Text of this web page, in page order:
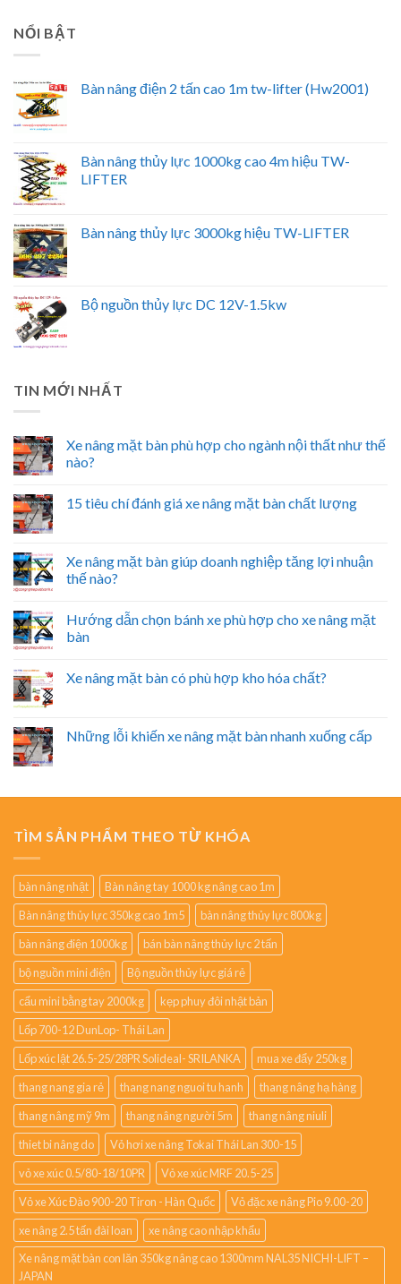
NỔI BẬT
Bàn nâng điện 2 tấn cao 1m tw-lifter (Hw2001)
Bàn nâng thủy lực 1000kg cao 4m hiệu TW-
LIFTER
Bàn nâng thủy lực 3000kg hiệu TW-LIFTER
Bộ nguồn thủy lực DC 12V-1.5kw
TIN MỚI NHẤT
Xe nâng mặt bàn phù hợp cho ngành nội thất như thế
nào?
15 tiêu chí đánh giá xe nâng mặt bàn chất lượng
Xe nâng mặt bàn giúp doanh nghiệp tăng lợi nhuận
thế nào?
Hướng dẫn chọn bánh xe phù hợp cho xe nâng mặt
bàn
Xe nâng mặt bàn có phù hợp kho hóa chất?
Những lỗi khiến xe nâng mặt bàn nhanh xuống cấp
TÌM SẢN PHẨM THEO TỪ KHÓA
bàn nâng nhật
Bàn nâng tay 1000 kg nâng cao 1m
Bàn nâng thủy lực 350kg cao 1m5
bàn nâng thủy lực 800kg
bàn nâng điện 1000kg
bán bàn nâng thủy lực 2 tấn
bộ nguồn mini điện
Bộ nguồn thủy lực giá rẻ
cẩu mini bằng tay 2000kg
kẹp phuy đôi nhật bản
Lốp 700-12 DunLop- Thái Lan
Lốp xúc lật 26.5-25/28PR Solideal- SRILANKA
mua xe đẩy 250kg
thang nang gia rẻ
thang nang nguoi tu hanh
thang nâng hạ hàng
thang nâng mỹ 9m
thang nâng người 5m
thang nâng niuli
thiet bi nâng do
Vỏ hơi xe nâng Tokai Thái Lan 300-15
vỏ xe xúc 0.5/80-18/10PR
Vỏ xe xúc MRF 20.5-25
Vỏ xe Xúc Đào 900-20 Tiron - Hàn Quốc
Vỏ đặc xe nâng Pio 9.00-20
xe nâng 2.5 tấn đài loan
xe nâng cao nhập khẩu
Xe nâng mặt bàn con lăn 350kg nâng cao 1300mm NAL35 NICHI-LIFT –
JAPAN